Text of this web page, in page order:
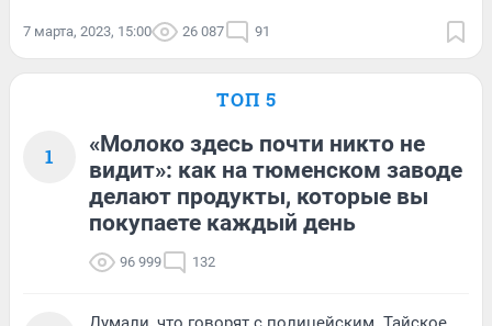
7 марта, 2023, 15:00 26 087 91
ТОП 5
1
«Молоко здесь почти никто не
видит»: как на тюменском заводе
делают продукты, которые вы
покупаете каждый день
96 999 132